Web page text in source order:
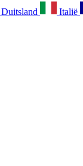
Duitsland Italië